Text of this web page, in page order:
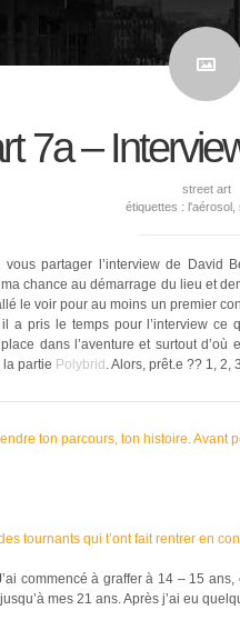
7a –
street art
étiquettes : l'aérosol,
partager l’interview de David
chance au démarrage du lieu et
le voir pour au moins un premier
a pris le temps pour l’interview ce
dans l’aventure et surtout
la partie Polybrid . Alors, prêt.e ?? 1, 2,
ton parcours, ton histoire. Avant
tournants qui t’ont fait rentrer en
commencé à graffer à 14 – 15 ans,
mes 21 ans. Après j’ai eu